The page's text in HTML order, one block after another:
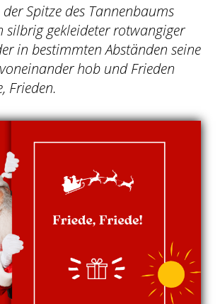
Spitze des Tannenbaums
silbrig gekleideter rotwangiger
in bestimmten Abständen seine
hob und Frieden
Frieden.